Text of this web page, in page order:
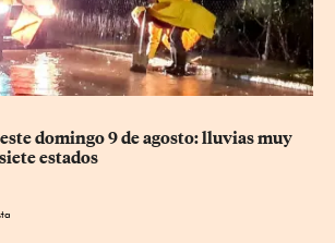
domingo 9 de agosto: lluvias muy
estados